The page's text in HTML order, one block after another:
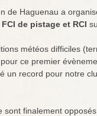
de Haguenau a
de pistage et RCI
météos difficiles
ce premier
un record pour notre
sont finalement